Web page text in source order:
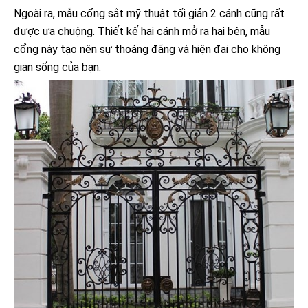
Ngoài ra, mẫu cổng sắt mỹ thuật tối giản 2 cánh cũng rất
được ưa chuộng. Thiết kế hai cánh mở ra hai bên, mẫu
cổng này tạo nên sự thoáng đãng và hiện đại cho không
gian sống của bạn.